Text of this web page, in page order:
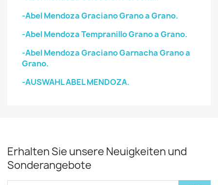
-Abel Mendoza Graciano Grano a Grano.
-Abel Mendoza Tempranillo Grano a Grano.
-Abel Mendoza Graciano Garnacha Grano a
Grano.
-AUSWAHL ABEL MENDOZA.
Erhalten Sie unsere Neuigkeiten und
Sonderangebote